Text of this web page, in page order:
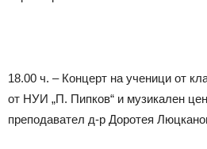
18.00 ч. – Концерт на ученици от
от НУИ „П. Пипков“ и музикален
преподавател д-р Доротея